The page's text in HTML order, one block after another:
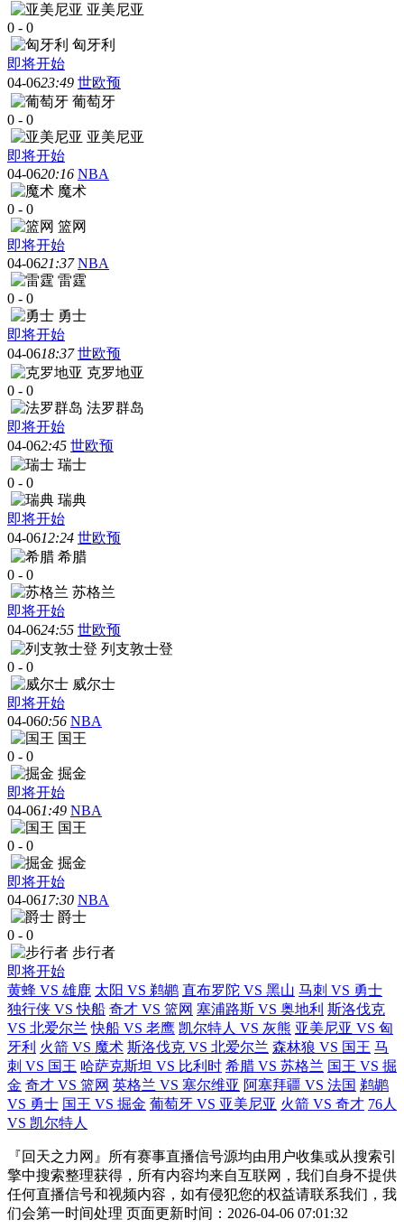
亚美尼亚
0 - 0
匈牙利
即将开始
04-0623:49 世欧预
葡萄牙
0 - 0
亚美尼亚
即将开始
04-0620:16 NBA
魔术
0 - 0
篮网
即将开始
04-0621:37 NBA
雷霆
0 - 0
勇士
即将开始
04-0618:37 世欧预
克罗地亚
0 - 0
法罗群岛
即将开始
04-062:45 世欧预
瑞士
0 - 0
瑞典
即将开始
04-0612:24 世欧预
希腊
0 - 0
苏格兰
即将开始
04-0624:55 世欧预
列支敦士登
0 - 0
威尔士
即将开始
04-060:56 NBA
国王
0 - 0
掘金
即将开始
04-061:49 NBA
国王
0 - 0
掘金
即将开始
04-0617:30 NBA
爵士
0 - 0
步行者
即将开始
黄蜂 VS 雄鹿 太阳 VS 鹈鹕 直布罗陀 VS 黑山 马刺 VS 勇士
独行侠 VS 快船 奇才 VS 篮网 塞浦路斯 VS 奥地利 斯洛伐克
VS 北爱尔兰 快船 VS 老鹰 凯尔特人 VS 灰熊 亚美尼亚 VS 匈
牙利 火箭 VS 魔术 斯洛伐克 VS 北爱尔兰 森林狼 VS 国王 马
刺 VS 国王 哈萨克斯坦 VS 比利时 希腊 VS 苏格兰 国王 VS 掘
金 奇才 VS 篮网 英格兰 VS 塞尔维亚 阿塞拜疆 VS 法国 鹈鹕
VS 勇士 国王 VS 掘金 葡萄牙 VS 亚美尼亚 火箭 VS 奇才 76人
VS 凯尔特人
『回天之力网』所有赛事直播信号源均由用户收集或从搜索引
擎中搜索整理获得，所有内容均来自互联网，我们自身不提供
任何直播信号和视频内容，如有侵犯您的权益请联系我们，我
们会第一时间处理 页面更新时间：2026-04-06 07:01:32